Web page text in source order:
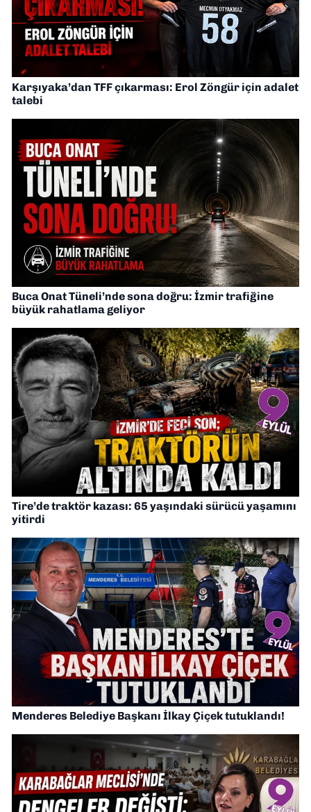
Karşıyaka’dan TFF çıkarması: Erol Zöngür için adalet
talebi
Buca Onat Tüneli’nde sona doğru: İzmir trafiğine
büyük rahatlama geliyor
Tire’de traktör kazası: 65 yaşındaki sürücü yaşamını
yitirdi
Menderes Belediye Başkanı İlkay Çiçek tutuklandı!